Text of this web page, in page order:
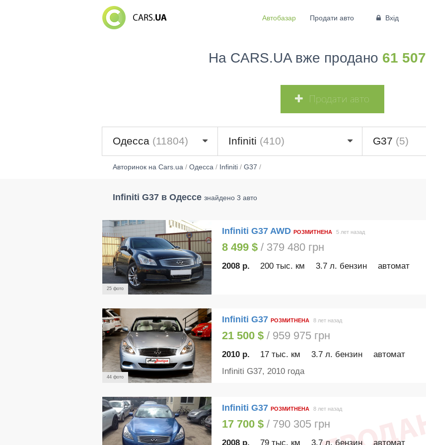
Автобазар Продати авто Вхід
На CARS.UA вже продано 61 507
Продати авто
Одесса (11804) Infiniti (410) G37 (5)
Авторинок на Cars.ua/ Одесса/ Infiniti/ G37 /
Infiniti G37 в Одессе знайдено 3 авто
25 фото
Infiniti G37 AWD РОЗМИТНЕНА 5 лет назад
8 499 $/ 379 480 грн
2008 р. 200 тыс. км 3.7 л. бензин автомат
44 фото
Infiniti G37 РОЗМИТНЕНА 8 лет назад
21 500 $/ 959 975 грн
2010 р. 17 тыс. км 3.7 л. бензин автомат
Infiniti G37, 2010 года
Infiniti G37 РОЗМИТНЕНА 8 лет назад
17 700 $/ 790 305 грн
2008 р. 79 тыс. км 3.7 л. бензин автомат